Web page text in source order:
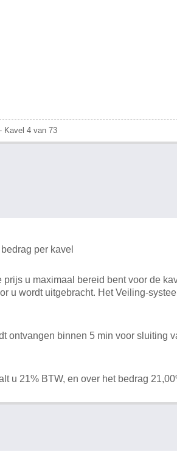
Kavel 4 van 73
per kavel
u maximaal bereid bent voor de
u wordt uitgebracht. Het Veiling-
ontvangen binnen 5 min voor sluiting
u 21% BTW, en over het bedrag